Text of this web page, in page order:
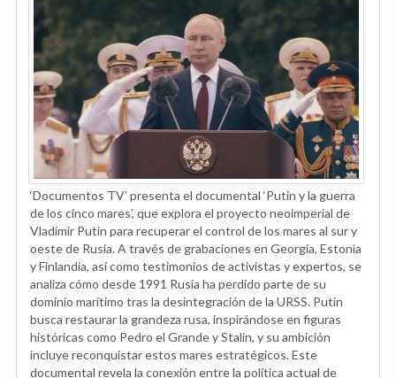
‘Documentos TV’ presenta el documental ‘Putin y la guerra
de los cinco mares’, que explora el proyecto neoimperial de
Vladímir Putin para recuperar el control de los mares al sur y
oeste de Rusia. A través de grabaciones en Georgia, Estonia
y Finlandia, así como testimonios de activistas y expertos, se
analiza cómo desde 1991 Rusia ha perdido parte de su
dominio marítimo tras la desintegración de la URSS. Putin
busca restaurar la grandeza rusa, inspirándose en figuras
históricas como Pedro el Grande y Stalin, y su ambición
incluye reconquistar estos mares estratégicos. Este
documental revela la conexión entre la política actual de